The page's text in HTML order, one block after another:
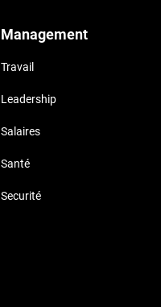
Management
Travail
Leadership
Salaires
Santé
Securité